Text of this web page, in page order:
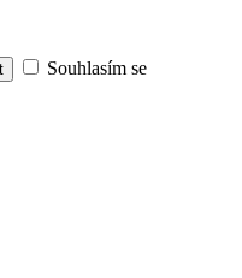
Souhlasím se